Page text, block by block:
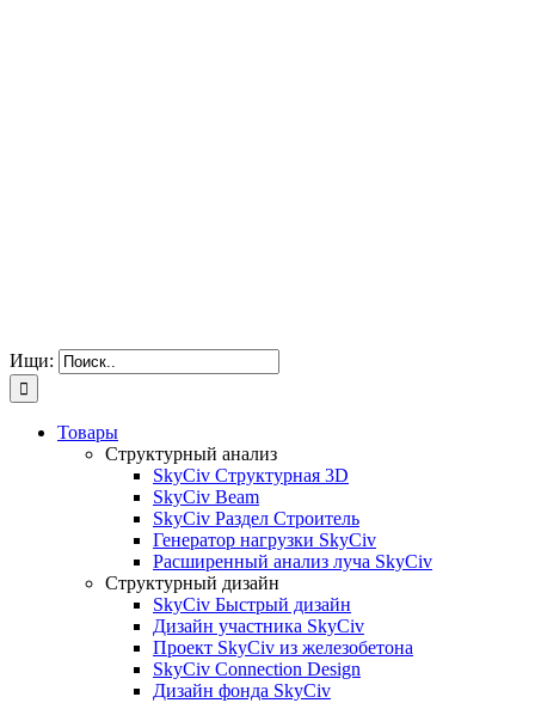
Ищи:
Товары
Структурный анализ
SkyCiv Структурная 3D
SkyCiv Beam
SkyCiv Раздел Строитель
Генератор нагрузки SkyCiv
Расширенный анализ луча SkyCiv
Структурный дизайн
SkyCiv Быстрый дизайн
Дизайн участника SkyCiv
Проект SkyCiv из железобетона
SkyCiv Connection Design
Дизайн фонда SkyCiv